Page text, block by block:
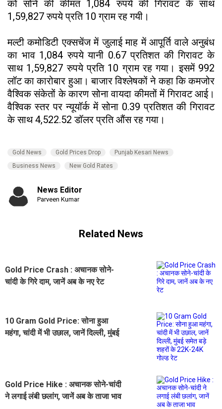
को सोने की कीमत 1,084 रुपये की गिरावट के साथ
1,59,827 रुपये प्रति 10 ग्राम रह गयी।
मल्टी कमोडिटी एक्सचेंज में जुलाई माह में आपूर्ति वाले अनुबंध
का भाव 1,084 रुपये यानी 0.67 प्रतिशत की गिरावट के
साथ 1,59,827 रुपये प्रति 10 ग्राम रह गया। इसमें 992
लॉट का कारोबार हुआ। बाजार विश्लेषकों ने कहा कि कमजोर
वैश्विक संकेतों के कारण सोना वायदा कीमतों में गिरावट आई।
वैश्विक स्तर पर न्यूयॉर्क में सोना 0.39 प्रतिशत की गिरावट
के साथ 4,522.52 डॉलर प्रति औंस रह गया।
Gold News Gold Prices Drop
Punjab Kesari News
Business News
New Gold Rates
News Editor
Parveen Kumar
Related News
Gold Price Crash : अचानक सोने-
चांदी के गिरे दाम, जानें अब के नए रेट
10 Gram Gold Price: सोना हुआ
महंगा, चांदी में भी उछाल, जानें दिल्ली, मुंबई
Gold Price Hike : अचानक सोने-चांदी
ने लगाई लंबी छलांग, जानें अब के ताजा भाव